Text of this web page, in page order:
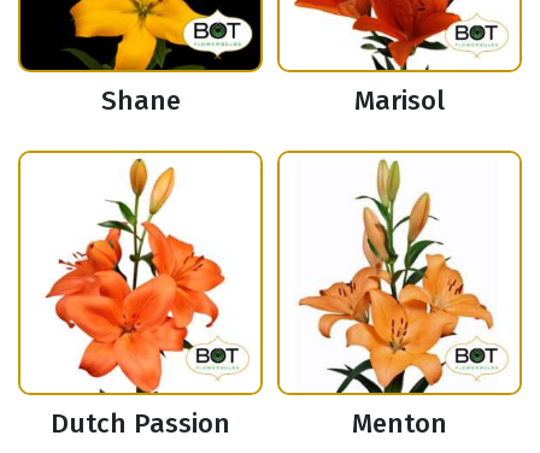
Shane Marisol
Dutch Passion Menton